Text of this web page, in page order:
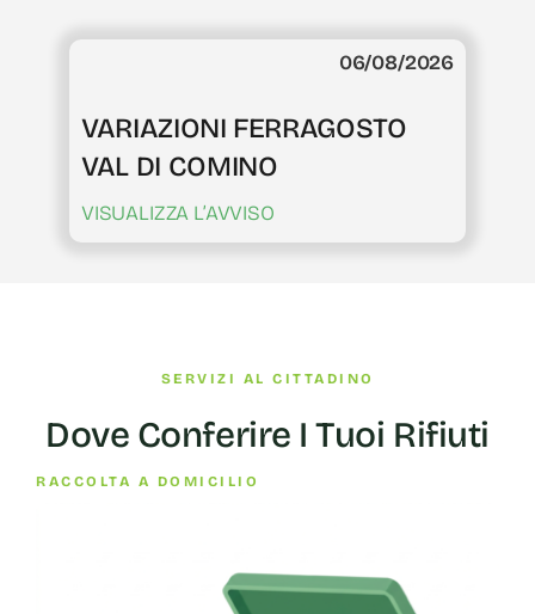
06/08/2026
VARIAZIONI FERRAGOSTO
VAL DI COMINO
VISUALIZZA L’AVVISO
SERVIZI AL CITTADINO
Dove Conferire I Tuoi Rifiuti
RACCOLTA A DOMICILIO